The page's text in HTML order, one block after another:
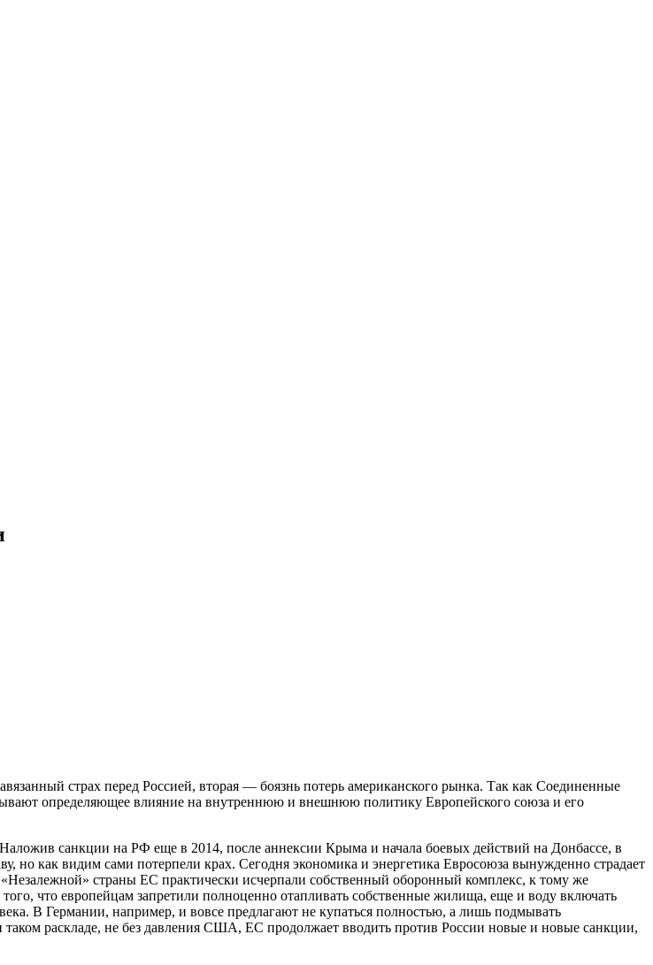
страх перед Россией, вторая — боязнь потерь американского рынка. Так как Соединенные
определяющее влияние на внутреннюю и внешнюю политику Европейского союза и его
санкции на РФ еще в 2014, после аннексии Крыма и начала боевых действий на Донбассе, в
как видим сами потерпели крах. Сегодня экономика и энергетика Евросоюза вынужденно страдает
страны ЕС практически исчерпали собственный оборонный комплекс, к тому же
что европейцам запретили полноценно отапливать собственные жилища, еще и воду включать
В Германии, например, и вовсе предлагают не купаться полностью, а лишь подмывать
раскладе, не без давления США, ЕС продолжает вводить против России новые и новые санкции,